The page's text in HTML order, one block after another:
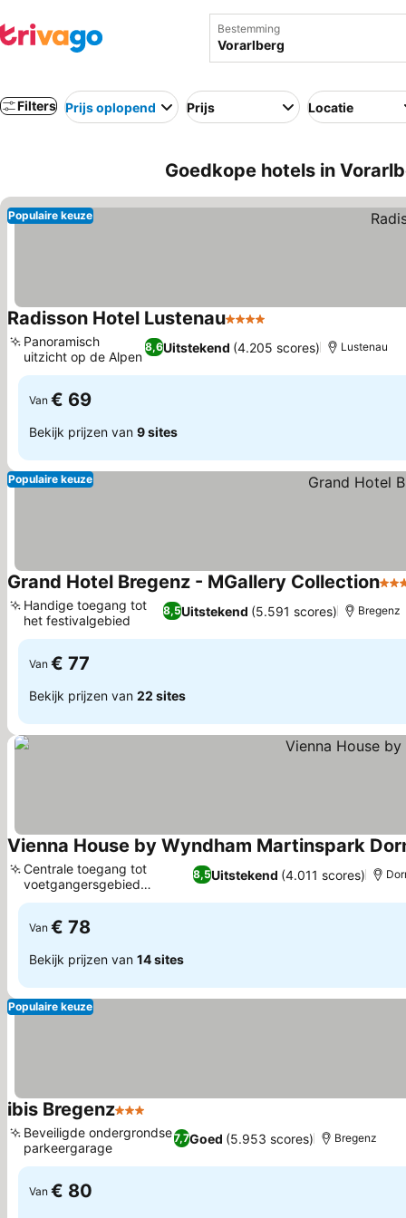
Bestemming
Filters Prijs oplopend Prijs Locatie
Goedkope hotels in
Populaire keuze
Radisson Hotel Lustenau4 Sterren
8,6Uitstekend (4.205 scores)
Panoramisch
uitzicht op de Alpen
Lustenau
Van € 69
Bekijk prijzen van 9 sites
Populaire keuze
Grand Hotel Bregenz - MGallery Collection4
8,5Uitstekend (5.591 scores)
Handige toegang tot
het festivalgebied
Bregenz
Van € 77
Bekijk prijzen van 22 sites
Vienna House by Wyndham Martinspark
8,5Uitstekend (4.011 scores)
Centrale toegang tot
voetgangersgebied
Dornbirn
Van € 78
Bekijk prijzen van 14 sites
Populaire keuze
ibis Bregenz3 Sterren
7,7Goed (5.953 scores)
Beveiligde ondergrondse
parkeergarage
Bregenz
Van € 80